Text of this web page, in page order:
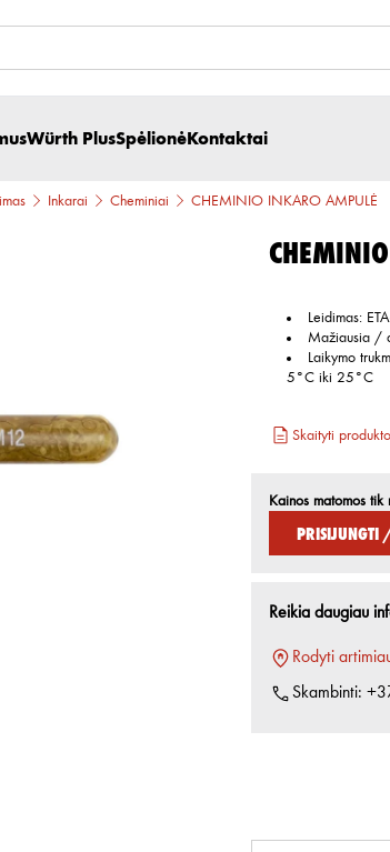
Würth PlusSpėlionėKontaktai
Inkarai Cheminiai CHEMINIO INKARO AMPULĖ
Leidimas:
Mažiausia /
Laikymo
5°C iki 25°C
Skaityti
Kainos matomos tik
Prisijungti
Reikia daugiau
Rodyti
Skambinti: